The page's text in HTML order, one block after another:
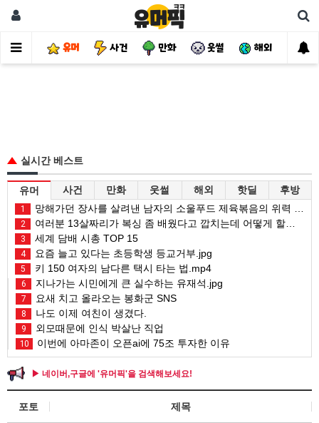
유머 사건 만화 웃썰 해외 핫
실시간 베스트
유머 사건 만화 웃썰 해외 핫딜 후방
1 망해가던 장사를 살려낸 남자의 소울푸드 제육볶음의 위력 ㅋㅋ
2 여러분 13살짜리가 복싱 좀 배웠다고 깝치는데 어떻게 할까요?
3 세계 담배 시총 TOP 15
4 요즘 늘고 있다는 초등학생 등교거부.jpg
5 키 150 여자의 남다른 택시 타는 법.mp4
6 지나가는 시민에게 큰 실수하는 유재석.jpg
7 요새 치고 올라오는 봉화군 SNS
8 나도 이제 여친이 생겼다.
9 외모때문에 인식 박살난 직업
10 이번에 아마존이 오픈ai에 75조 투자한 이유
▶ 네이버,구글에 '유머픽'을 검색해보세요!
포토 제목